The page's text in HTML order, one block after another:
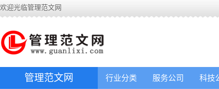
欢迎光临管理范文网
管理范文网 行业分类 服务公司 科技